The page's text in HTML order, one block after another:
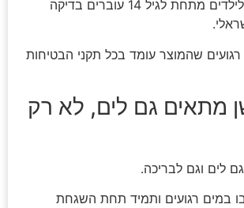
כל המוצרים שלנו לילדים מתחת לגיל 14 עוברים בדיקה
רגועים שהמוצר עומד בכל תקני הבטיחות
מתאים גם לים, לא רק
לים וגם לבריכה.
במים רגועים ותמיד תחת השגחת